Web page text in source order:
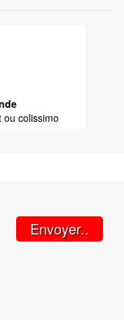
colissimo
Envoyer..